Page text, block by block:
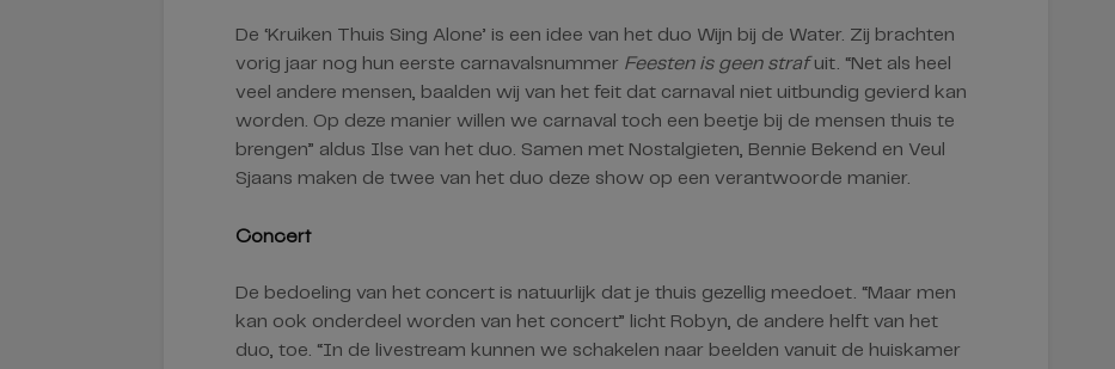
De ‘Kruiken Thuis Sing Alone’ is een idee van het duo Wijn bij de Water. Zij brachten
vorig jaar nog hun eerste carnavalsnummer Feesten is geen strafuit. “Net als heel
veel andere mensen, baalden wij van het feit dat carnaval niet uitbundig gevierd kan
worden. Op deze manier willen we carnaval toch een beetje bij de mensen thuis te
brengen” aldus Ilse van het duo. Samen met Nostalgieten, Bennie Bekend en Veul
Sjaans maken de twee van het duo deze show op een verantwoorde manier.
Concert
De bedoeling van het concert is natuurlijk dat je thuis gezellig meedoet. “Maar men
kan ook onderdeel worden van het concert” licht Robyn, de andere helft van het
duo, toe. “In de livestream kunnen we schakelen naar beelden vanuit de huiskamer